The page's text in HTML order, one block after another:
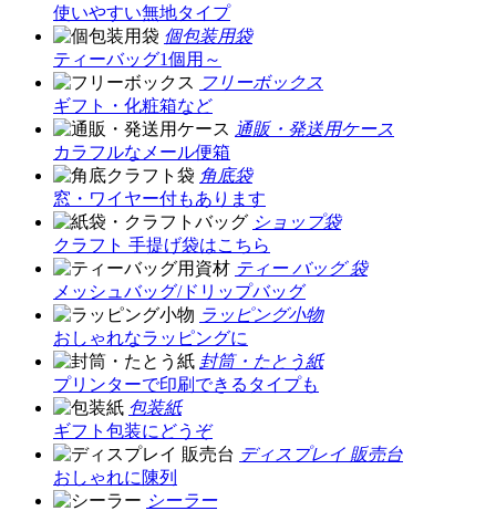
使いやすい無地タイプ
個包装用袋
ティーバッグ1個用～
フリーボックス
ギフト・化粧箱など
通販・発送用ケース
カラフルなメール便箱
角底袋
窓・ワイヤー付もあります
ショップ袋
クラフト 手提げ袋はこちら
ティー バッグ 袋
メッシュバッグ/ドリップバッグ
ラッピング小物
おしゃれなラッピングに
封筒・たとう紙
プリンターで印刷できるタイプも
包装紙
ギフト包装にどうぞ
ディスプレイ 販売台
おしゃれに陳列
シーラー